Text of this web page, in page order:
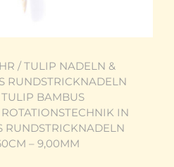
/TULIP NADELN &
RUNDSTRICKNADELN
TULIP BAMBUS
IN
RUNDSTRICKNADELN
– 9,00MM